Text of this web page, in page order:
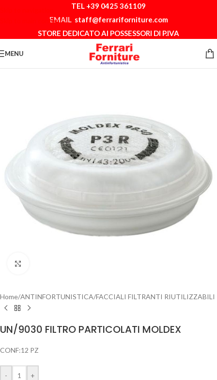
Skip to main content
TEL +39 0425 361109
EMAIL staff@ferrariforniture.com
STORE DEDICATO AI POSSESSORI DI P.IVA
MENU
Home/ANTINFORTUNISTICA/FACCIALI FILTRANTI RIUTILIZZABILI
UN/9030 FILTRO PARTICOLATI MOLDEX
CONF:12 PZ
- +